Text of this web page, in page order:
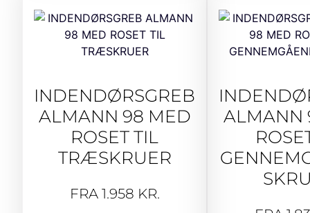
INDENDØRSGREB
ALMANN 98 MED
ROSET TIL
TRÆSKRUER
FRA 1.958 KR.
ALMANN